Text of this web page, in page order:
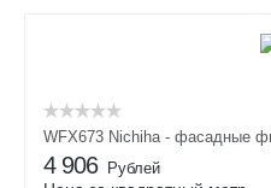
WFX673 Nichiha - фасадные
4 906 Рублей